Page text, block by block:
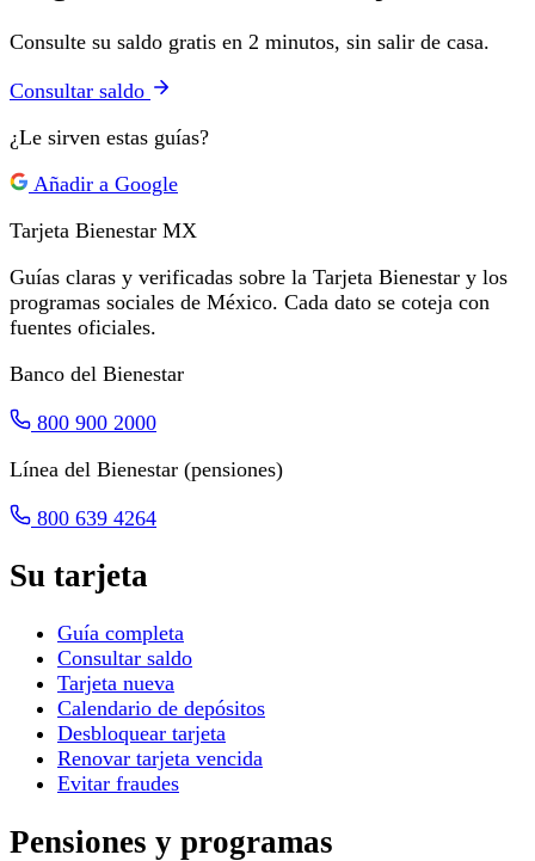
Consulte su saldo gratis en 2 minutos, sin salir de casa.
Consultar saldo
¿Le sirven estas guías?
Añadir a Google
Tarjeta Bienestar MX
Guías claras y verificadas sobre la Tarjeta Bienestar y los
programas sociales de México. Cada dato se coteja con
fuentes oficiales.
Banco del Bienestar
800 900 2000
Línea del Bienestar (pensiones)
800 639 4264
Su tarjeta
Guía completa
Consultar saldo
Tarjeta nueva
Calendario de depósitos
Desbloquear tarjeta
Renovar tarjeta vencida
Evitar fraudes
Pensiones y programas